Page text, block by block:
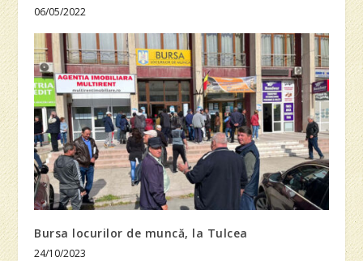
06/05/2022
Bursa locurilor de muncă, la Tulcea
24/10/2023